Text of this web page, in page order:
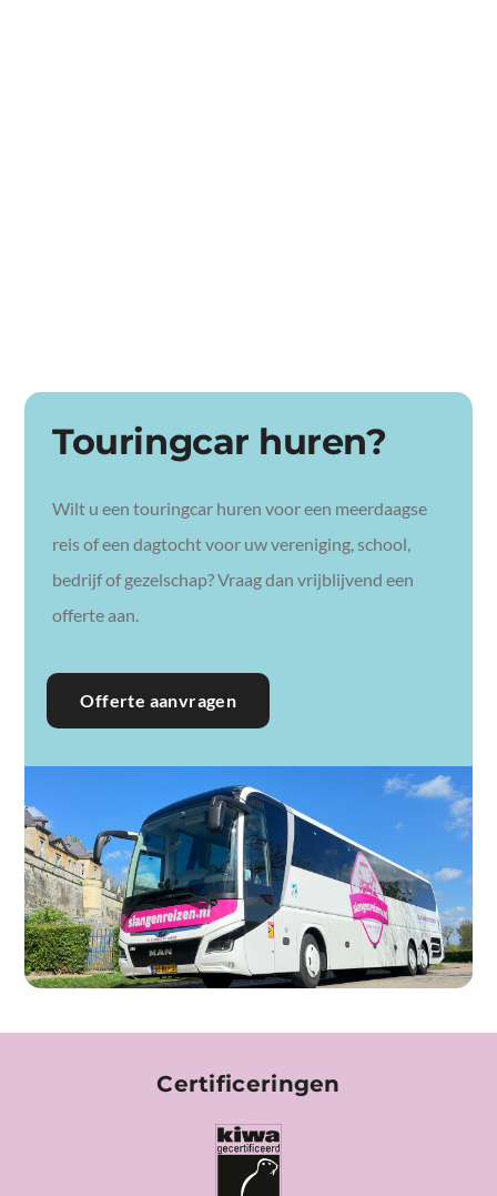
Touringcar huren?
Wilt u een touringcar huren voor een meerdaagse
reis of een dagtocht voor uw vereniging, school,
bedrijf of gezelschap? Vraag dan vrijblijvend een
offerte aan.
Offerte aanvragen
Certificeringen